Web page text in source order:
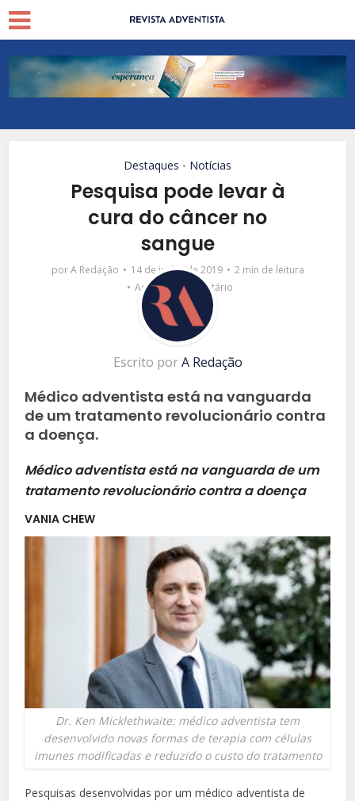
Destaques • Notícias
Pesquisa pode levar à
cura do câncer no
sangue
por A Redação 14 de junho de 2019
2 min de leitura
Adicionar comentário
Escrito porA Redação
Médico adventista está na vanguarda
de um tratamento revolucionário contra
a doença.
Médico adventista está na vanguarda de um
tratamento revolucionário contra a doença
VANIA CHEW
Dr. Ken Micklethwaite: médico adventista tem
desenvolvido novas formas de terapia com células
imunes modificadas e reduzido o custo do tratamento
Pesquisas desenvolvidas por um médico adventista de